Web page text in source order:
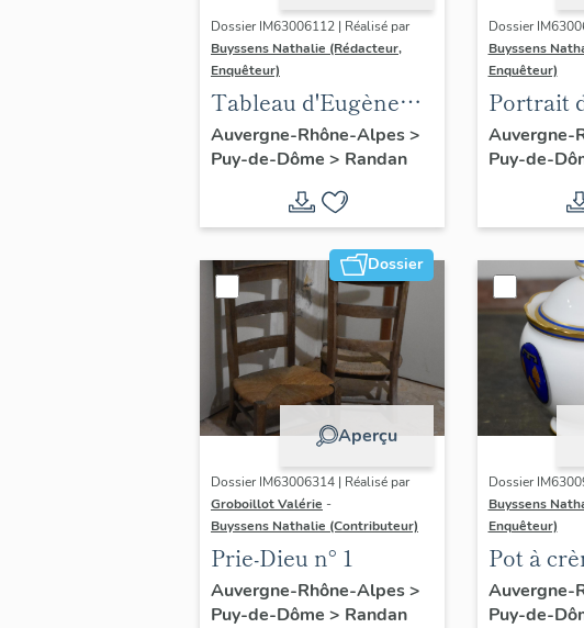
Dossier IM63006112 | Réalisé par
Buyssens Nathalie (Rédacteur,
Enquêteur)
Tableau d'Eugène
Romain Van
Maldeghem - " La
prière de Marie-
Amélie "
Auvergne-Rhône-Alpes>
Puy-de-Dôme > Randan
Dossier
Buyssens
Enquêteur)
Portrait
Auvergne-
Puy-de-
Dossier
Aperçu
Dossier IM63006314 | Réalisé par
Groboillot Valérie -
Buyssens Nathalie (Contributeur)
Prie-Dieu n° 1
Auvergne-Rhône-Alpes>
Puy-de-Dôme > Randan
Dossier
Buyssens
Enquêteur)
Pot à
Auvergne-
Puy-de-